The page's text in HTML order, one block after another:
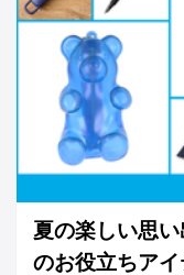
夏の楽しい思
のお役立ちア